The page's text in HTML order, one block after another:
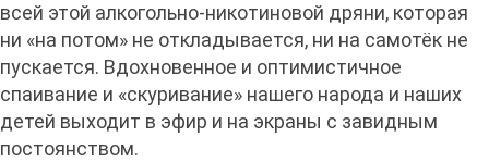
всей этой алкогольно-никотиновой дряни, которая
ни «на потом» не откладывается, ни на самотёк не
пускается. Вдохновенное и оптимистичное
спаивание и «скуривание» нашего народа и наших
детей выходит в эфир и на экраны с завидным
постоянством.